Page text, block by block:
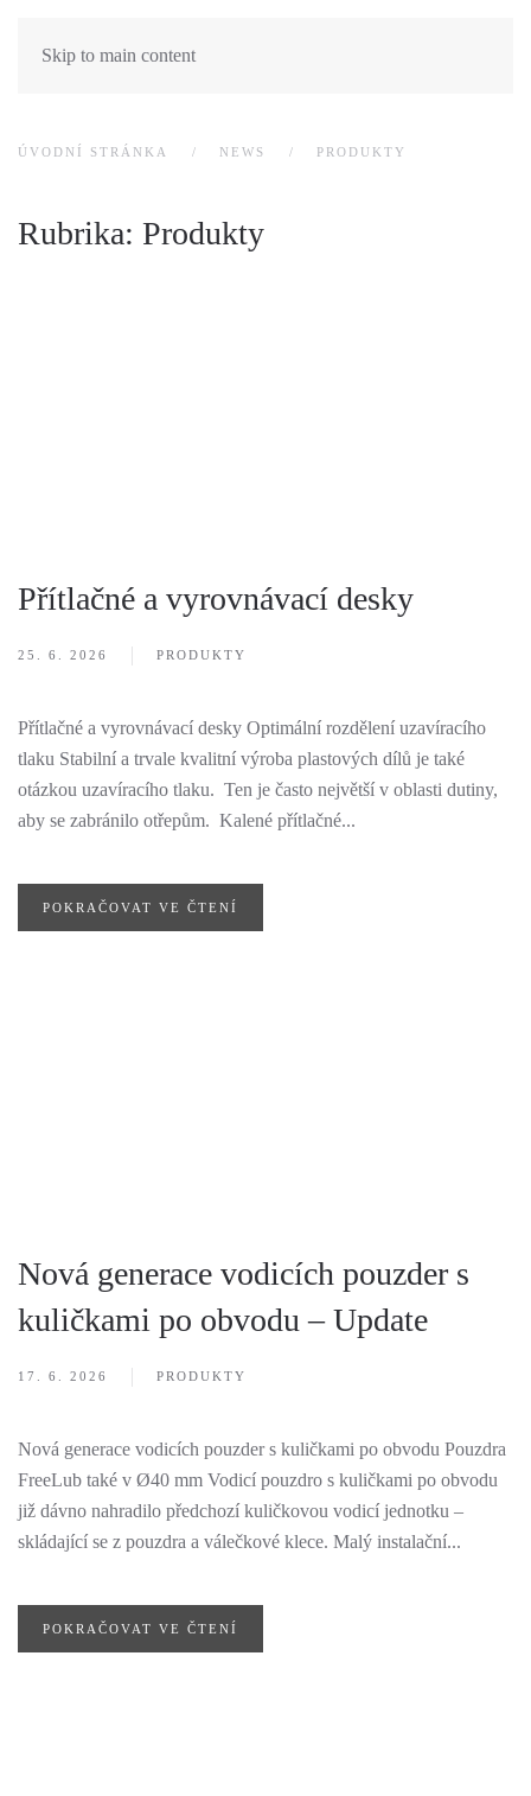
Skip to main content
ÚVODNÍ STRÁNKA NEWS PRODUKTY
Rubrika: Produkty
Přítlačné a vyrovnávací desky
25. 6. 2026 PRODUKTY
Přítlačné a vyrovnávací desky Optimální rozdělení uzavíracího
tlaku Stabilní a trvale kvalitní výroba plastových dílů je také
otázkou uzavíracího tlaku. Ten je často největší v oblasti dutiny,
aby se zabránilo otřepům. Kalené přítlačné...
POKRAČOVAT VE ČTENÍ
Nová generace vodicích pouzder s
kuličkami po obvodu – Update
17. 6. 2026 PRODUKTY
Nová generace vodicích pouzder s kuličkami po obvodu Pouzdra
FreeLub také v Ø40 mm Vodicí pouzdro s kuličkami po obvodu
již dávno nahradilo předchozí kuličkovou vodicí jednotku –
skládající se z pouzdra a válečkové klece. Malý instalační...
POKRAČOVAT VE ČTENÍ